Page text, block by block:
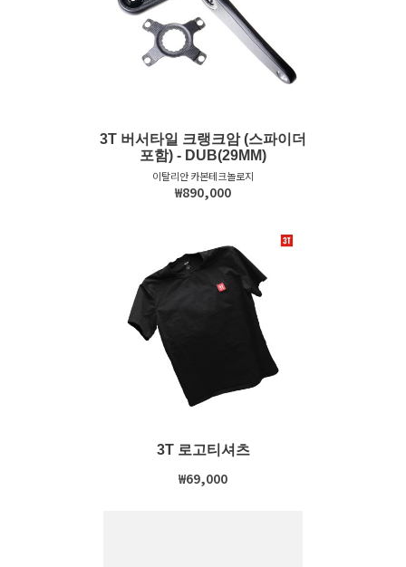
3T 버서타일 크랭크암 (스파이더
포함) - DUB(29MM)
이탈리안 카본테크놀로지
₩890,000
3T 로고티셔츠
₩69,000